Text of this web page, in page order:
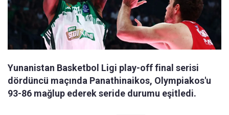
Yunanistan Basketbol Ligi play-off final serisi
dördüncü maçında Panathinaikos, Olympiakos'u
93-86 mağlup ederek seride durumu eşitledi.